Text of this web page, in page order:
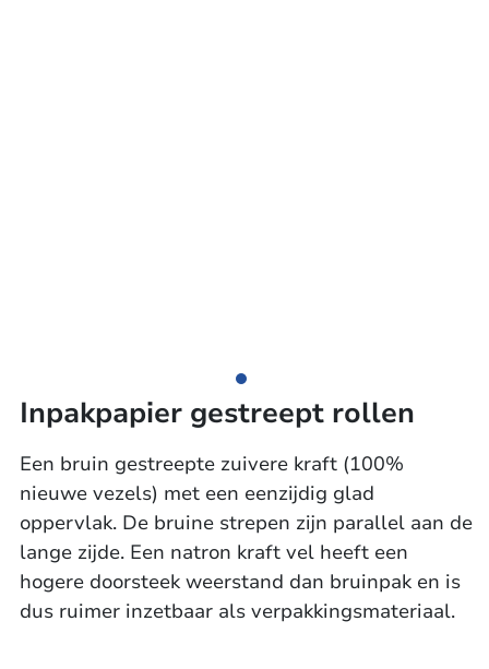
Inpakpapier gestreept rollen
Een bruin gestreepte zuivere kraft (100%
nieuwe vezels) met een eenzijdig glad
oppervlak. De bruine strepen zijn parallel aan de
lange zijde. Een natron kraft vel heeft een
hogere doorsteek weerstand dan bruinpak en is
dus ruimer inzetbaar als verpakkingsmateriaal.